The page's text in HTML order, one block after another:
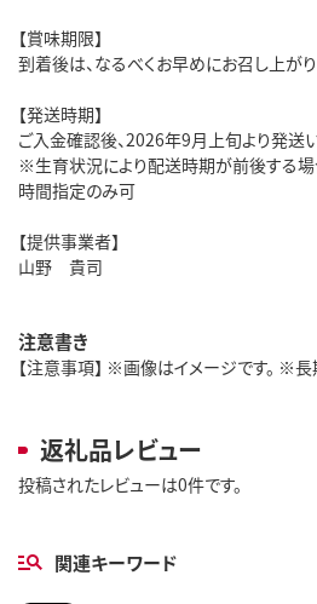
【賞味期限】
到着後は、なるべくお早めにお召し上がり
【発送時期】
ご入金確認後、2026年9月上旬より発送い
※生育状況により配送時期が前後する場
時間指定のみ可
【提供事業者】
山野 貴司
注意書き
【注意事項】 ※画像はイメージです。 ※
返礼品レビュー
投稿されたレビューは0件です。
関連キーワード